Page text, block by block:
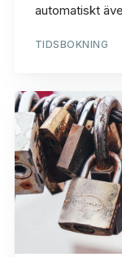
automatiskt
TIDSBOKNING